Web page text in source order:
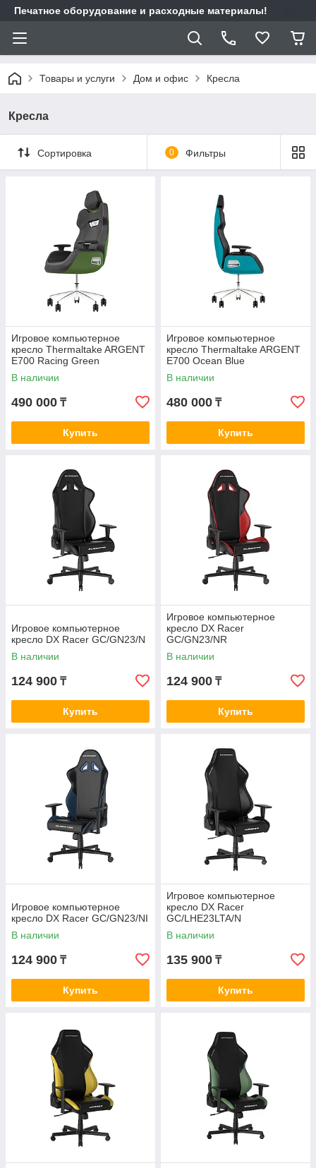
Печатное оборудование и расходные материалы!
Товары и услуги Дом и офис Кресла
Кресла
Сортировка 0 Фильтры
Игровое компьютерное
кресло Thermaltake ARGENT
E700 Racing Green
В наличии
490 000 ₸
Купить
Игровое компьютерное
кресло Thermaltake ARGENT
E700 Ocean Blue
В наличии
480 000 ₸
Купить
Игровое компьютерное
кресло DX Racer GC/GN23/N
В наличии
124 900 ₸
Купить
Игровое компьютерное
кресло DX Racer
GC/GN23/NR
В наличии
124 900 ₸
Купить
Игровое компьютерное
кресло DX Racer GC/GN23/NI
В наличии
124 900 ₸
Купить
Игровое компьютерное
кресло DX Racer
GC/LHE23LTA/N
В наличии
135 900 ₸
Купить